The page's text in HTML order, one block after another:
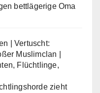
bettlägerige Oma
| Vertuscht:
Muslimclan |
Flüchtlinge,
zieht